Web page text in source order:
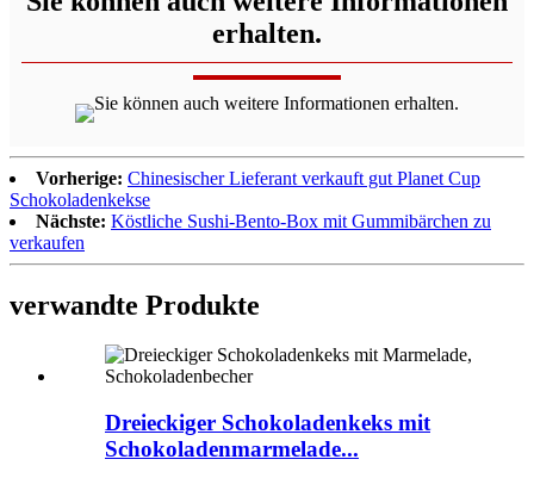
erhalten.
Vorherige: Chinesischer Lieferant verkauft gut Planet Cup
Schokoladenkekse
Nächste: Köstliche Sushi-Bento-Box mit Gummibärchen zu
verkaufen
verwandte Produkte
Dreieckiger Schokoladenkeks mit
Schokoladenmarmelade...